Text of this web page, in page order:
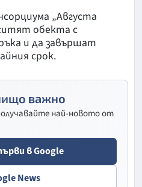
„Августа
обекта с
и да завършат
срок.
важно
най-новото от
в Google
News